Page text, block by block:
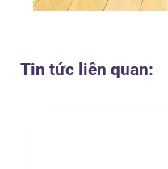
Tin tức liên quan: